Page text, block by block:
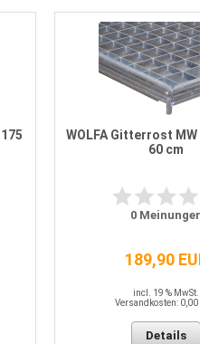
WOLFA Gitterrost MW
60 cm
0Meinungen
189,90 EUR
incl. 19 % MwSt.
Versandkosten: 0,00
Details